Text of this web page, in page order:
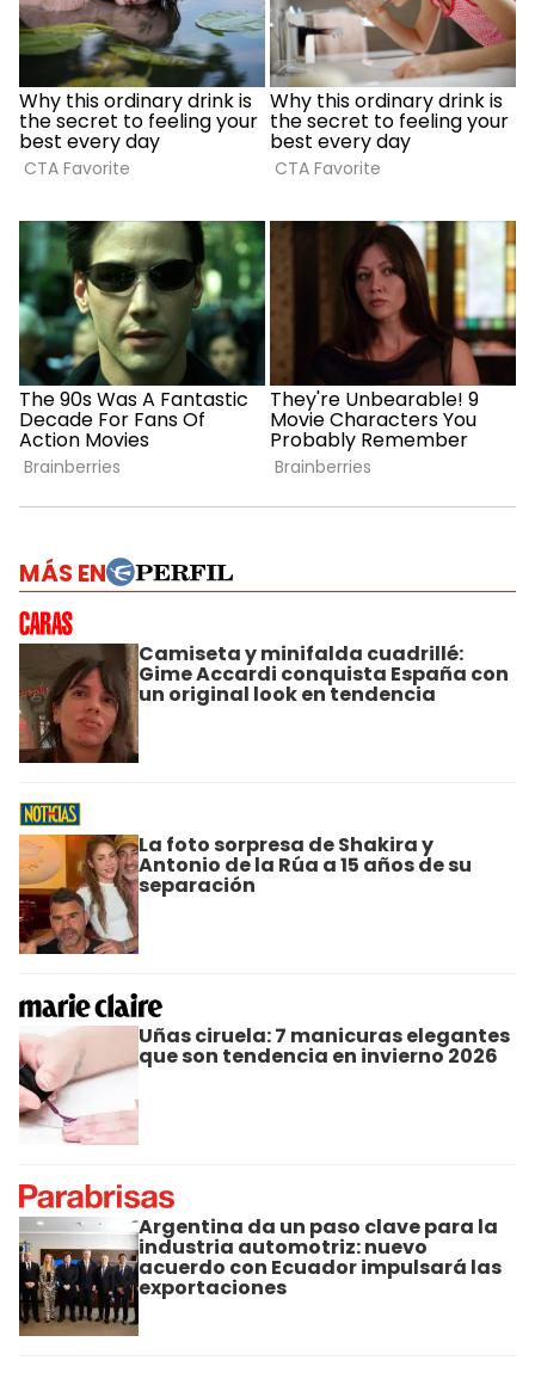
MÁS EN
Camiseta y minifalda cuadrillé:
Gime Accardi conquista España con
un original look en tendencia
La foto sorpresa de Shakira y
Antonio de la Rúa a 15 años de su
separación
Uñas ciruela: 7 manicuras elegantes
que son tendencia en invierno 2026
Argentina da un paso clave para la
industria automotriz: nuevo
acuerdo con Ecuador impulsará las
exportaciones